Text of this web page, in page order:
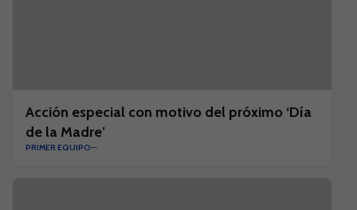
Acción especial con motivo del próximo ‘Día
de la Madre’
PRIMER EQUIPO